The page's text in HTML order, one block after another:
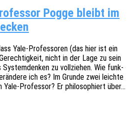
Pogge bleibt im
Yale-Profes­­so­­ren (das hier ist ein
nicht in der Lage zu sein
System­den­ken zu voll­zie­hen. Wie funk­
ich es? Im Grunde zwei leich­te
Yale-Profes­­sor? Er philo­so­phiert über…